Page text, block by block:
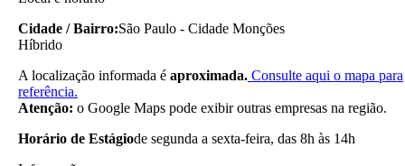
Cidade / Bairro:São Paulo - Cidade Monções
Híbrido
A localização informada é aproximada. Consulte aqui o mapa para
referência.
Atenção: o Google Maps pode exibir outras empresas na região.
Horário de Estágiode segunda a sexta-feira, das 8h às 14h